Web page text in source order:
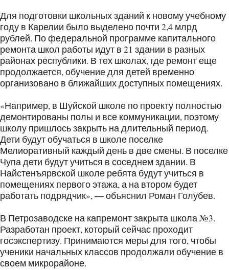
Для подготовки школьных зданий к новому учебному
году в Карелии было выделено почти 2,4 млрд
рублей. По федеральной программе капитального
ремонта школ работы идут в 21 здании в разных
районах республики. В тех школах, где ремонт еще
продолжается, обучение для детей временно
организовано в ближайших доступных помещениях.
«Например, в Шуйской школе по проекту полностью
демонтированы полы и все коммуникации, поэтому
школу пришлось закрыть на длительный период.
Дети будут обучаться в школе поселке
Мелиоративный каждый день в две смены. В поселке
Чупа дети будут учиться в соседнем здании. В
Найстенъярвской школе ребята будут учиться в
помещениях первого этажа, а на втором будет
работать подрядчик», ― объяснил Роман Голубев.
В Петрозаводске на капремонт закрыта школа №3.
Разработан проект, который сейчас проходит
госэкспертизу. Принимаются меры для того, чтобы
ученики начальных классов продолжали обучение в
своем микрорайоне.